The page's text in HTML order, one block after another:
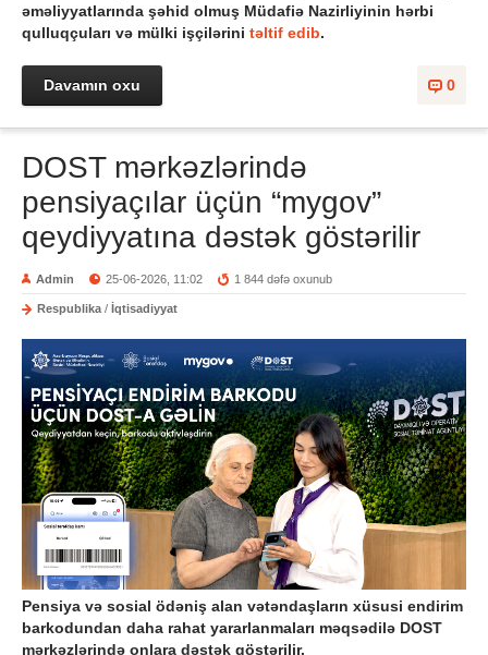
əməliyyatlarında şəhid olmuş Müdafiə Nazirliyinin hərbi
qulluqçuları və mülki işçilərini təltif edib.
0
Davamın oxu
DOST mərkəzlərində
pensiyaçılar üçün “mygov”
qeydiyyatına dəstək göstərilir
Admin 25-06-2026, 11:02 1 844 dəfə oxunub
Respublika / İqtisadiyyat
Pensiya və sosial ödəniş alan vətəndaşların xüsusi endirim
barkodundan daha rahat yararlanmaları məqsədilə DOST
mərkəzlərində onlara dəstək göstərilir.